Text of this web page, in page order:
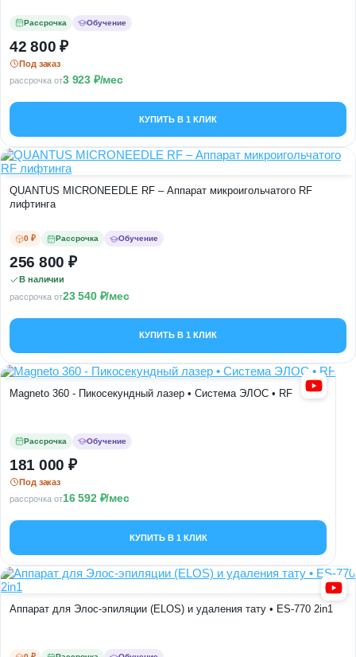
Рассрочка Обучение
42 800
Под заказ
рассрочка от3 923 /мес
КУПИТЬ В 1 КЛИК
QUANTUS MICRONEEDLE RF – Аппарат микроигольчатого RF
лифтинга
0 ₽ Рассрочка Обучение
256 800
В наличии
рассрочка от23 540 /мес
КУПИТЬ В 1 КЛИК
Magneto 360 - Пикосекундный лазер • Система ЭЛОС • RF
Рассрочка Обучение
181 000
Под заказ
рассрочка от16 592 /мес
КУПИТЬ В 1 КЛИК
Аппарат для Элос-эпиляции (ELOS) и удаления тату • ES-770 2in1